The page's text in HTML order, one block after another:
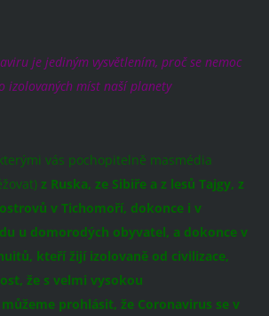
je jediným vysvětlením, proč se nemoc
izolovaných míst naší planety
vás pochopitelně masmédia
z Ruska, ze Sibiře a z lesů Tajgy, z
v Tichomoří, dokonce i v
u domorodých obyvatel, a dokonce v
kteří žijí izolovaně od civilizace,
že s velmi vysokou
prohlásit, že Coronavirus se v